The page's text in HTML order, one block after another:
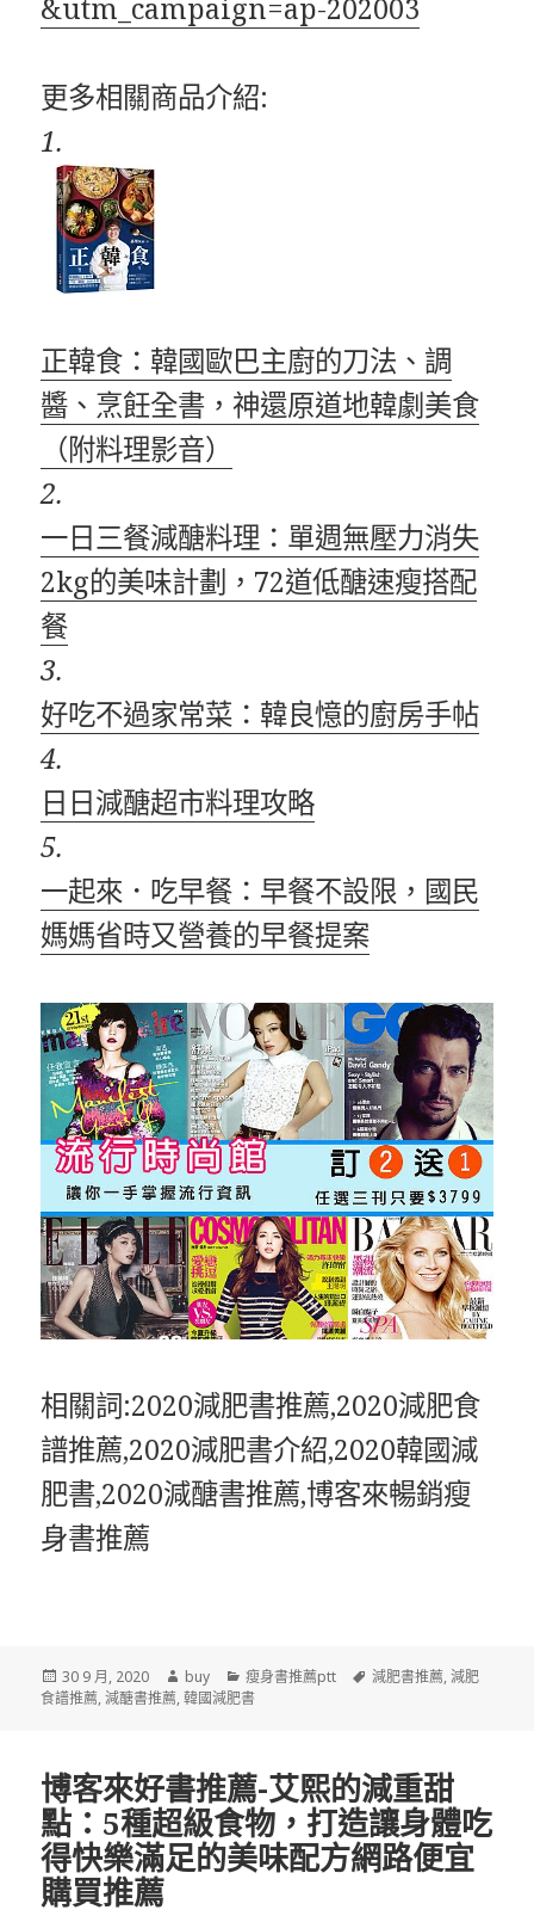
&utm_campaign=ap-202003
更多相關商品介紹:
1.
正韓食：韓國歐巴主廚的刀法、調
醬、烹飪全書，神還原道地韓劇美食
（附料理影音）
2.
一日三餐減醣料理：單週無壓力消失
2kg的美味計劃，72道低醣速瘦搭配
餐
3.
好吃不過家常菜：韓良憶的廚房手帖
4.
日日減醣超市料理攻略
5.
一起來．吃早餐：早餐不設限，國民
媽媽省時又營養的早餐提案
相關詞:2020減肥書推薦,2020減肥食
譜推薦,2020減肥書介紹,2020韓國減
肥書,2020減醣書推薦,博客來暢銷瘦
身書推薦
發
佈
30 9 月, 2020
作
者
buy
分
類
瘦身書推薦ptt
標
減肥書推薦,減肥
食譜推薦,減醣書推薦,韓國減肥書
博客來好書推薦-艾熙的減重甜
點：5種超級食物，打造讓身體吃
得快樂滿足的美味配方網路便宜
購買推薦